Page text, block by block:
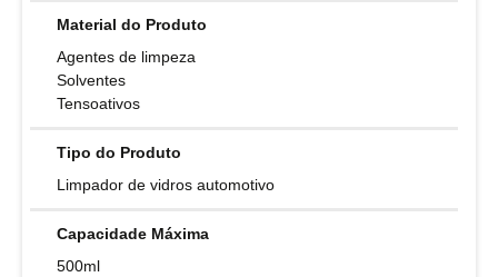
Material do Produto
Agentes de limpeza
Solventes
Tensoativos
Tipo do Produto
Limpador de vidros automotivo
Capacidade Máxima
500ml